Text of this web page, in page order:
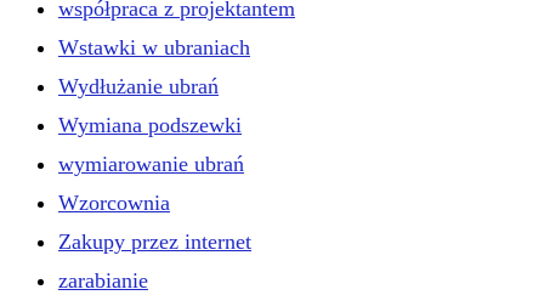
współpraca z projektantem
Wstawki w ubraniach
Wydłużanie ubrań
Wymiana podszewki
wymiarowanie ubrań
Wzorcownia
Zakupy przez internet
zarabianie